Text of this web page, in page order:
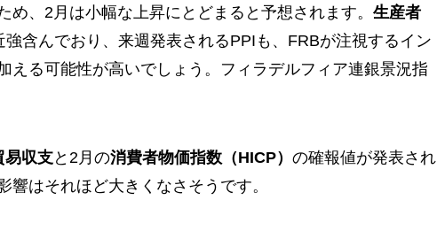
め、2月は小幅な上昇にとどまると予想されます。 生産者
強含んでおり、来週発表されるPPIも、FRBが注視するイン
える可能性が高いでしょう。フィラデルフィア連銀景況指
易収支と2月の消費者物価指数（HICP） の確報値が発表され
響はそれほど大きくなさそうです。